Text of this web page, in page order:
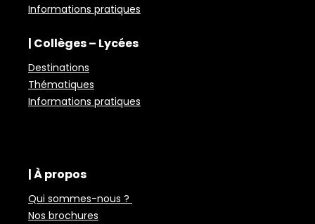
Informations pratiques
| Collèges – Lycées
Destinations
Thématiques
Informations pratiques
| À propos
Qui sommes-nous ?
Nos brochures